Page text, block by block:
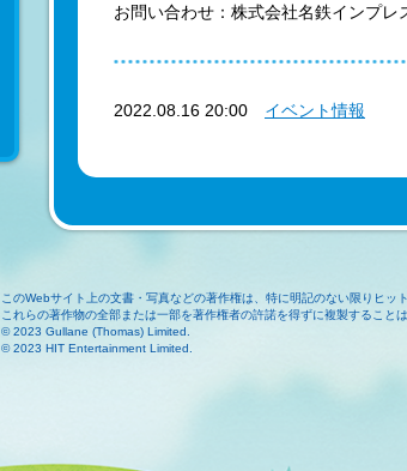
お問い合わせ：株式会社名鉄インプ
2022.08.16 20:00 イベント情報
このWebサイト上の文書・写真などの著作権は、特に明記のない限りヒッ
これらの著作物の全部または一部を著作権者の許諾を得ずに複製すること
© 2023 Gullane (Thomas) Limited.
© 2023 HIT Entertainment Limited.